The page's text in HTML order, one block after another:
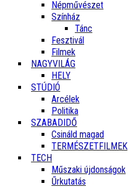
Népművészet
Színház
Tánc
Fesztivál
Filmek
NAGYVILÁG
HELY
STÚDIÓ
Arcélek
Politika
SZABADIDŐ
Csináld magad
TERMÉSZETFILMEK
TECH
Műszaki újdonságok
Űrkutatás